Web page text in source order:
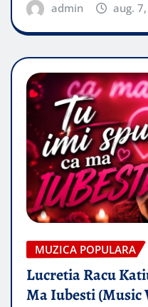
admin aug.
MUZICA POPULARA
Lucretia Racu
Ma Iubesti (Music